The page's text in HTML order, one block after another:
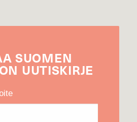
SUOMEN
UUTIS­KIRJE